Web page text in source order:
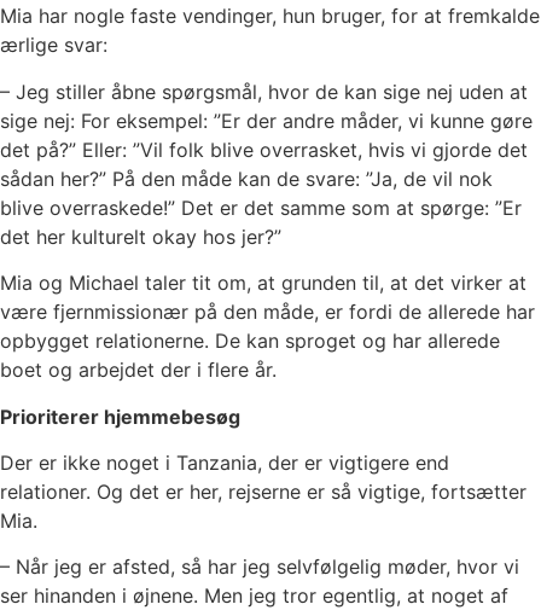
Mia har nogle faste vendinger, hun bruger, for at fremkalde
ærlige svar:
– Jeg stiller åbne spørgsmål, hvor de kan sige nej uden at
sige nej: For eksempel: ”Er der andre måder, vi kunne gøre
det på?” Eller: ”Vil folk blive overrasket, hvis vi gjorde det
sådan her?” På den måde kan de svare: ”Ja, de vil nok
blive overraskede!” Det er det samme som at spørge: ”Er
det her kulturelt okay hos jer?”
Mia og Michael taler tit om, at grunden til, at det virker at
være fjernmissionær på den måde, er fordi de allerede har
opbygget relationerne. De kan sproget og har allerede
boet og arbejdet der i flere år.
Prioriterer hjemmebesøg
Der er ikke noget i Tanzania, der er vigtigere end
relationer. Og det er her, rejserne er så vigtige, fortsætter
Mia.
– Når jeg er afsted, så har jeg selvfølgelig møder, hvor vi
ser hinanden i øjnene. Men jeg tror egentlig, at noget af